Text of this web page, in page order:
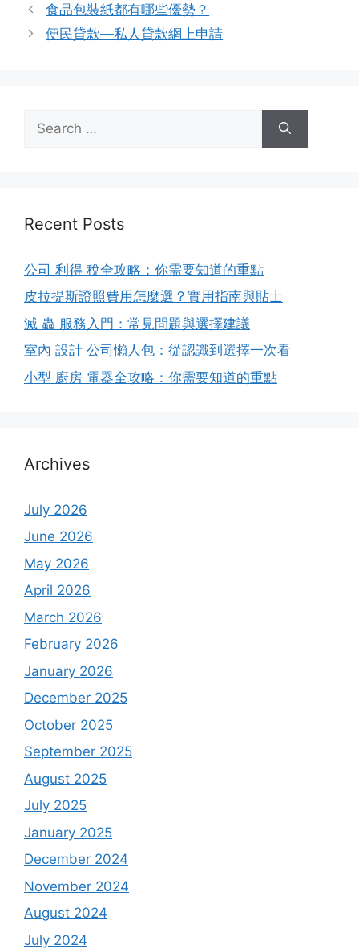
食品包裝紙都有哪些優勢？
便民貸款—私人貸款網上申請
for:
Recent Posts
公司 利得 稅全攻略：你需要知道的重點
皮拉提斯證照費用怎麼選？實用指南與貼士
滅 蟲 服務入門：常見問題與選擇建議
室內 設計 公司懶人包：從認識到選擇一次看
小型 廚房 電器全攻略：你需要知道的重點
Archives
July 2026
June 2026
May 2026
April 2026
March 2026
February 2026
January 2026
December 2025
October 2025
September 2025
August 2025
July 2025
January 2025
December 2024
November 2024
August 2024
July 2024